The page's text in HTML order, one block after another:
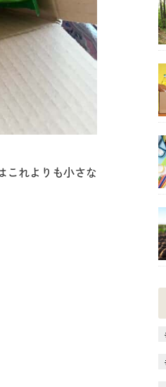
これよりも小さな